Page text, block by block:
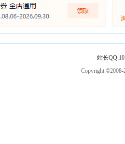
站长
Copyright